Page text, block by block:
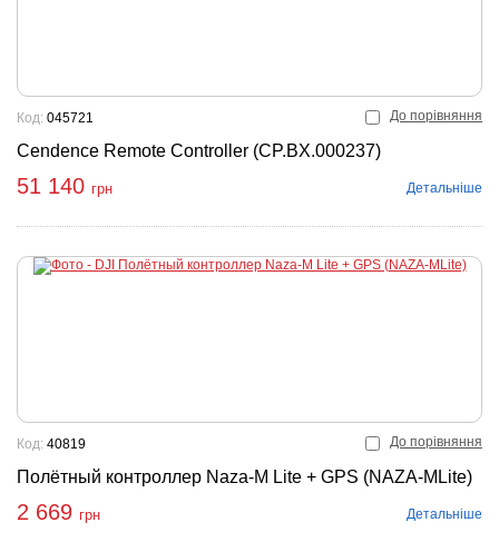
До порівняння
Cendence Remote Controller (CP.BX.000237)
Код: 045721
51 140 грн Детальніше
До порівняння
Полётный контроллер Naza-M Lite + GPS (NAZA-MLite)
Код: 40819
2 669 грн Детальніше